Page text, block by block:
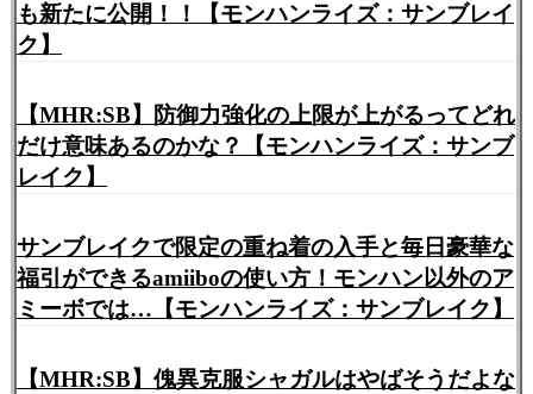
も新たに公開！！【モンハンライズ：サンブレイ
ク】
【MHR:SB】防御力強化の上限が上がるってどれ
だけ意味あるのかな？【モンハンライズ：サンブ
レイク】
サンブレイクで限定の重ね着の入手と毎日豪華な
福引ができるamiiboの使い方！モンハン以外のア
ミーボでは…【モンハンライズ：サンブレイク】
【MHR:SB】傀異克服シャガルはやばそうだよな